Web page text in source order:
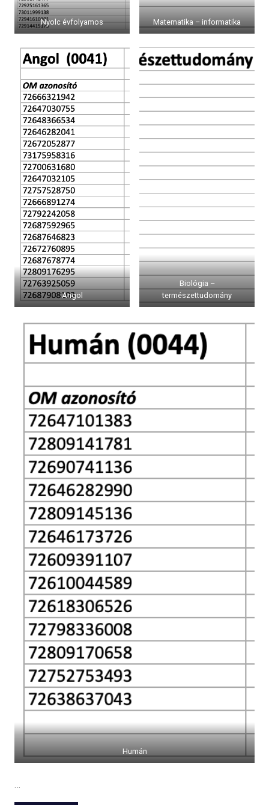
Nyolc évfolyamos Matematika – informatika
Angol
Biológia –
természettudomány
Humán
…